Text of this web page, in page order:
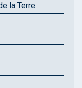
la Terre